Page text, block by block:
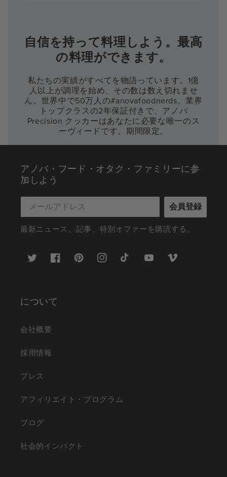
自信を持って料理しよう。最高
の料理ができます。
私たちの実績がすべてを物語っています。1億
人以上が調理を始め、その数は数え切れませ
ん。世界中で50万人の#anovafoodnerds。業界
トップクラスの2年保証付きで、アノバ
Precision クッカーはあなたに必要な唯一のス
ーヴィードです。期間限定。
アノバ・フード・オタク・ファミリーに参
加しよう
会員登録
最新ニュース、記事、特別オファーを購読する。
ツ
ー
フ
ブ
ッ
ピ
イ
テ
ユ
ヴ
について
会社概要
採用情報
プレス
アフィリエイト・プログラム
ブログ
社会的インパクト